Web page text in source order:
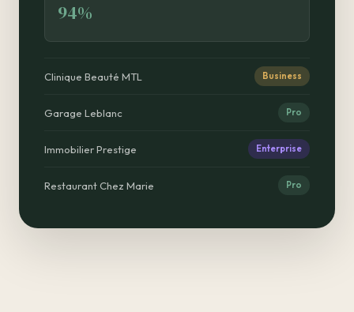
94%
Clinique Beauté MTL Business
Garage Leblanc Pro
Immobilier Prestige Enterprise
Restaurant Chez Marie Pro